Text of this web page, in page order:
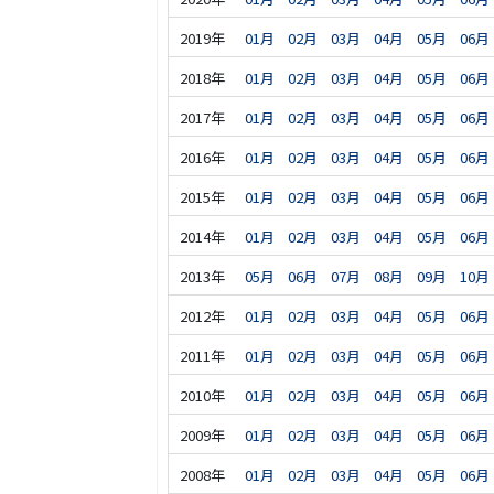
2019年
01月 02月 03月 04月 05月
06月
2018年
01月 02月 03月 04月 05月
06月
2017年
01月 02月 03月 04月 05月
06月
2016年
01月 02月 03月 04月 05月
06月
2015年
01月 02月 03月 04月 05月
06月
2014年
01月 02月 03月 04月 05月
06月
2013年
05月 06月 07月 08月 09月
10月
2012年
01月 02月 03月 04月 05月
06月
2011年
01月 02月 03月 04月 05月
06月
2010年
01月 02月 03月 04月 05月
06月
2009年
01月 02月 03月 04月 05月
06月
2008年
01月 02月 03月 04月 05月 06月